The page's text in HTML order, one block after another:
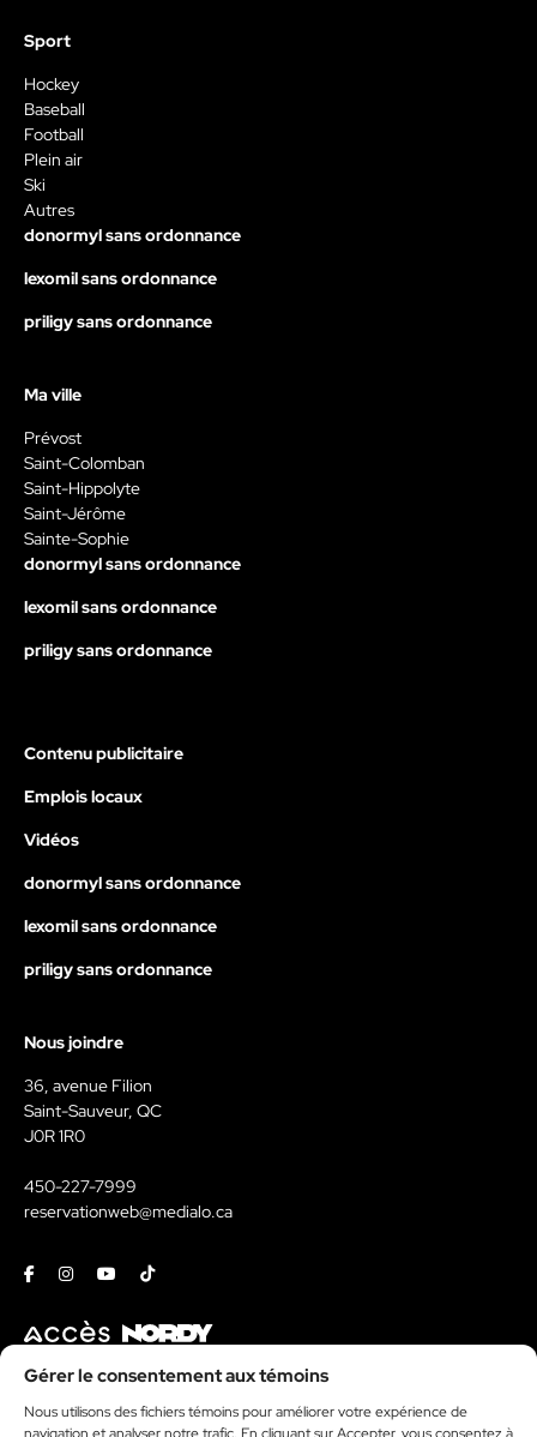
Gérer le consentement aux témoins
Nous utilisons des fichiers témoins pour améliorer votre expérience de
Sport
Hockey
Baseball
Football
Plein air
Ski
Autres
donormyl sans ordonnance
lexomil sans ordonnance
priligy sans ordonnance
Ma ville
Prévost
Saint-Colomban
Saint-Hippolyte
Saint-Jérôme
Sainte-Sophie
donormyl sans ordonnance
lexomil sans ordonnance
priligy sans ordonnance
Contenu publicitaire
Emplois locaux
Vidéos
donormyl sans ordonnance
lexomil sans ordonnance
priligy sans ordonnance
Nous joindre
36, avenue Filion
Saint-Sauveur, QC
J0R 1R0
450-227-7999
reservationweb@medialo.ca
FacebookInstagramYoutubeTiktok
Contact
Kit média